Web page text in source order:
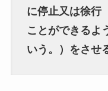
に停止又は徐行
ことができるよ
いう。）をさせ